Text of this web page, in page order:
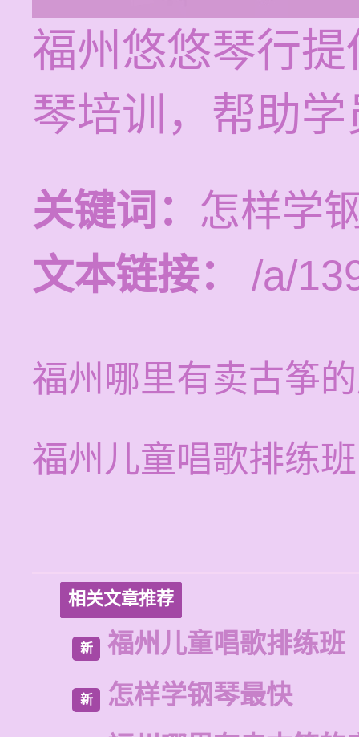
福州悠悠琴行
琴培训，帮助
关键词： 怎样学
文本链接：
/a/
福州哪里有卖古筝
福州儿童唱歌排练班
相关文章推荐
新 福州儿童唱歌排练班
新
怎样学钢琴最快